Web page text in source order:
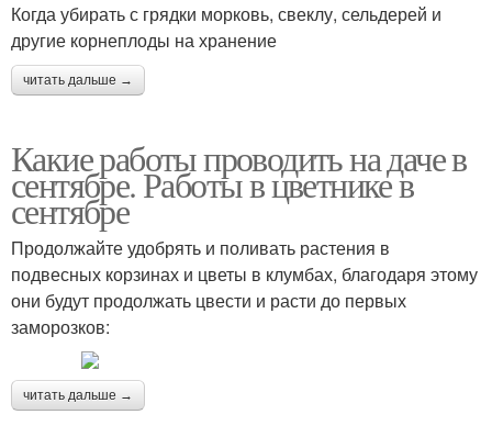
Когда убирать с грядки морковь, свеклу, сельдерей и
другие корнеплоды на хранение
читать дальше →
Какие работы проводить на даче в
сентябре. Работы в цветнике в
сентябре
Продолжайте удобрять и поливать растения в
подвесных корзинах и цветы в клумбах, благодаря этому
они будут продолжать цвести и расти до первых
заморозков:
читать дальше →